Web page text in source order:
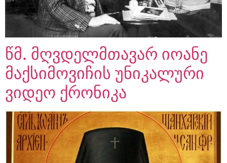
წმ. მღვდელმთავარ იოანე
მაქსიმოვიჩის უნიკალური
ვიდეო ქრონიკა